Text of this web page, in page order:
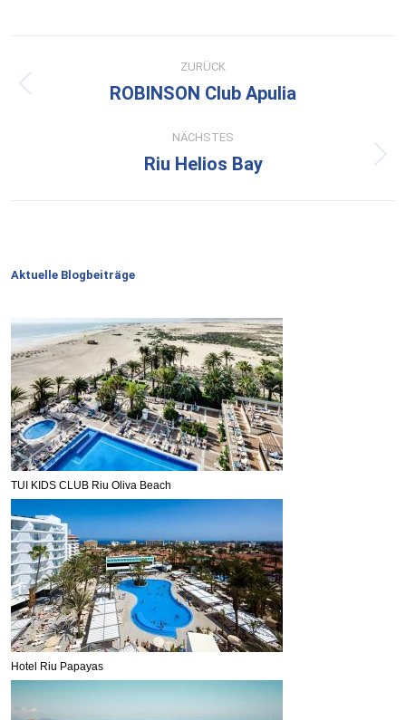
Kommentarnavigation
ZURÜCK
Vorheriger
ROBINSON Club Apulia
NÄCHSTES
Nächster
Riu Helios Bay
Aktuelle Blogbeiträge
TUI KIDS CLUB Riu Oliva Beach
Hotel Riu Papayas